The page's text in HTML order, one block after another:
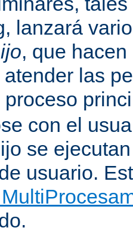
lanzará
, que
las
proceso
con el
se
usuario.